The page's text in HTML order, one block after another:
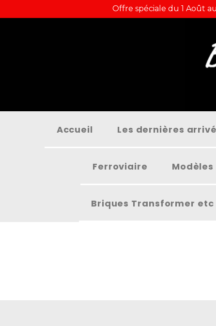
Offre spéciale du 1 Août
Accueil Les dernières
Ferroviaire
Briques Transformer etc